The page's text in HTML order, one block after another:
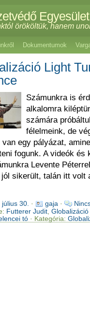
Egyesület
örököltük, hanem
Dokumentumok
Light
Számunkra is
alkalomra
számára
félelmeink, de
van egy pályázat,
fogunk. A videók és
Levente
jól sikerült, talán itt volt
30. · gaja ·
Futterer Judit,
tó· Kategória: